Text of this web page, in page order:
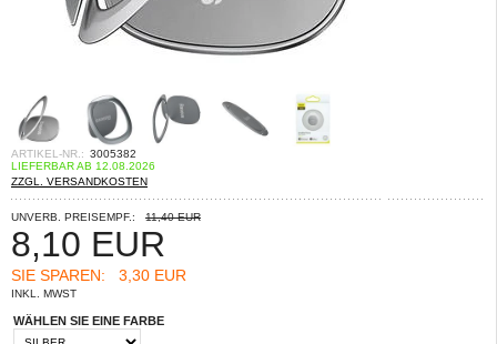
ARTIKEL-NR.: 3005382
LIEFERBAR AB 12.08.2026
ZZGL. VERSANDKOSTEN
UNVERB. PREISEMPF.: 11,40 EUR
8,10 EUR
SIE SPAREN: 3,30 EUR
INKL. MWST
WÄHLEN SIE EINE FARBE